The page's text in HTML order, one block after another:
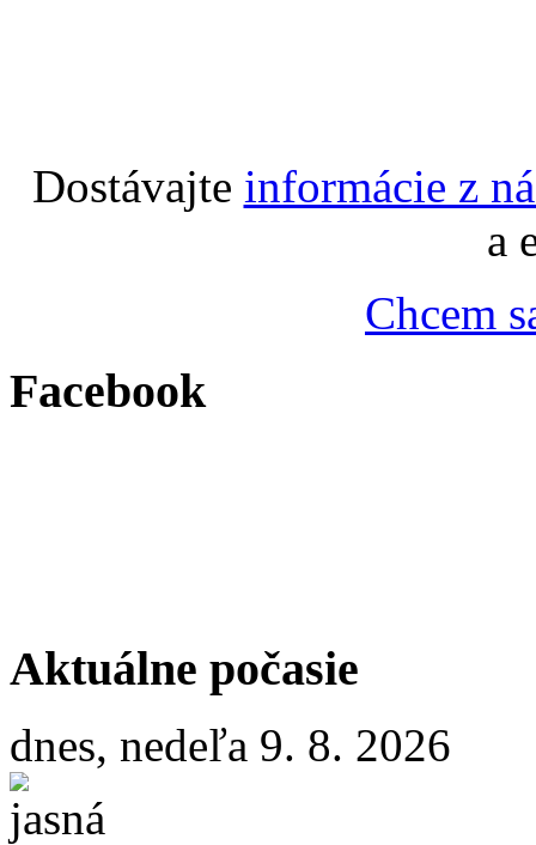
Dostávajte informácie z
a
Chcem
Facebook
Aktuálne počasie
dnes, nedeľa 9. 8. 2026